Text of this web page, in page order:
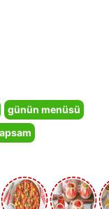
günün menüsü